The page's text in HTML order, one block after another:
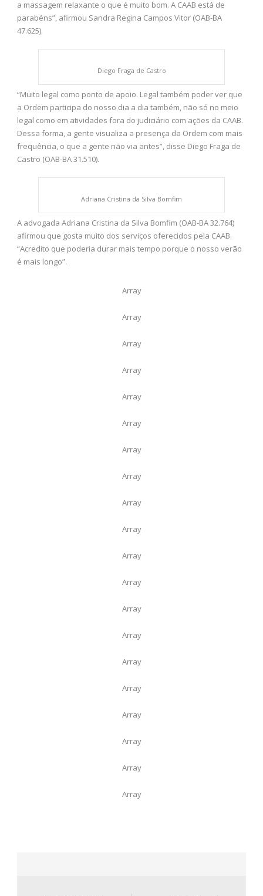
a massagem relaxante o que é muito bom. A CAAB está de
parabéns”, afirmou Sandra Regina Campos Vitor (OAB-BA
47.625).
Diego Fraga de Castro
“Muito legal como ponto de apoio. Legal também poder ver que
a Ordem participa do nosso dia a dia também, não só no meio
legal como em atividades fora do judiciário com ações da CAAB.
Dessa forma, a gente visualiza a presença da Ordem com mais
frequência, o que a gente não via antes”, disse Diego Fraga de
Castro (OAB-BA 31.510).
Adriana Cristina da Silva Bomfim
A advogada Adriana Cristina da Silva Bomfim (OAB-BA 32.764)
afirmou que gosta muito dos serviços oferecidos pela CAAB.
“Acredito que poderia durar mais tempo porque o nosso verão
é mais longo”.
Array
Array
Array
Array
Array
Array
Array
Array
Array
Array
Array
Array
Array
Array
Array
Array
Array
Array
Array
Array